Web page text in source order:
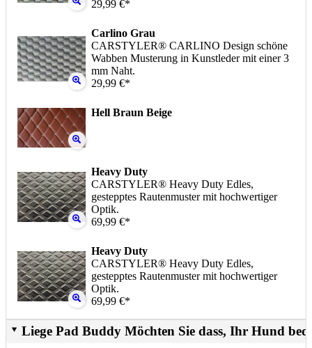
29,99 €*
Carlino Grau
CARSTYLER® CARLINO Design schöne
Wabben Musterung in Kunstleder mit einer 3
mm Naht.
29,99 €*
Hell Braun Beige
Heavy Duty
CARSTYLER® Heavy Duty Edles,
gestepptes Rautenmuster mit hochwertiger
Optik.
69,99 €*
Heavy Duty
CARSTYLER® Heavy Duty Edles,
gestepptes Rautenmuster mit hochwertiger
Optik.
69,99 €*
Liege Pad Buddy Möchten Sie dass, Ihr Hund